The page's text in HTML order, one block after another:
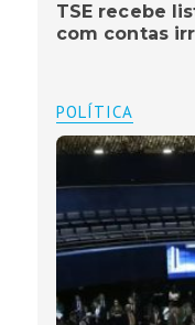
TSE recebe
com contas
POLÍTICA